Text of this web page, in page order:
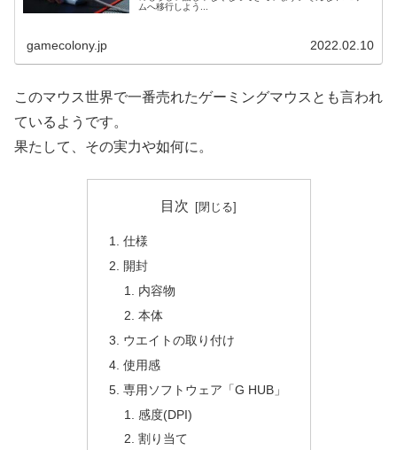
ムへ移行しよう...
gamecolony.jp 2022.02.10
このマウス世界で一番売れたゲーミングマウスとも言われ
ているようです。
果たして、その実力や如何に。
目次
仕様
開封
内容物
本体
ウエイトの取り付け
使用感
専用ソフトウェア「G HUB」
感度(DPI)
割り当て